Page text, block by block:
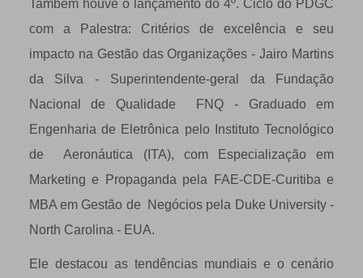
Também houve o lançamento do 4º. Ciclo do PDGC
com a Palestra: Critérios de excelência e seu
impacto na Gestão das Organizações - Jairo Martins
da Silva - Superintendente-geral da Fundação
Nacional de Qualidade
FNQ - Graduado em
Engenharia de Eletrônica pelo Instituto Tecnológico
de
Aeronáutica (ITA), com Especialização em
Marketing e Propaganda pela FAE-CDE-Curitiba e
MBA em Gestão de Negócios pela Duke University -
North Carolina - EUA.
Ele destacou as tendências mundiais e o cenário